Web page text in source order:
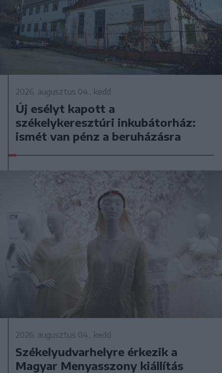
2026. augusztus 04., kedd
Új esélyt kapott a
székelykeresztúri inkubátorház:
ismét van pénz a beruházásra
2026. augusztus 04., kedd
Székelyudvarhelyre érkezik a
Magyar Menyasszony kiállítás